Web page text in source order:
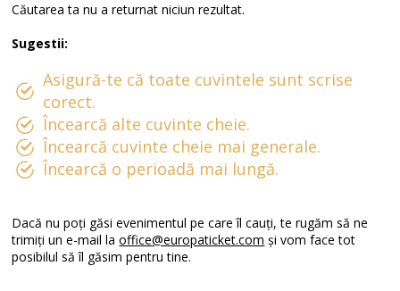
Căutarea ta nu a returnat niciun rezultat.
Sugestii:
Asigură-te că toate cuvintele sunt scrise
corect.
Încearcă alte cuvinte cheie.
Încearcă cuvinte cheie mai generale.
Încearcă o perioadă mai lungă.
Dacă nu poți găsi evenimentul pe care îl cauți, te rugăm să ne
trimiți un e-mail laoffice@europaticket.com și vom face tot
posibilul să îl găsim pentru tine.